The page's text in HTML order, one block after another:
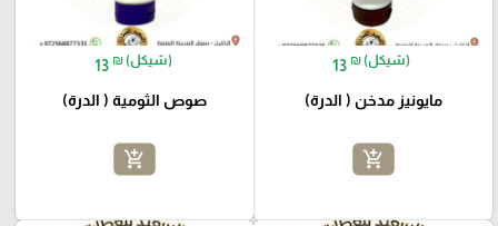
13 ₪ (شيكل)
مايونيز مدخن ( الدرة)
add_shopping_cart
13 ₪ (شيكل)
صوص الثومية ( الدرة)
add_shopping_cart